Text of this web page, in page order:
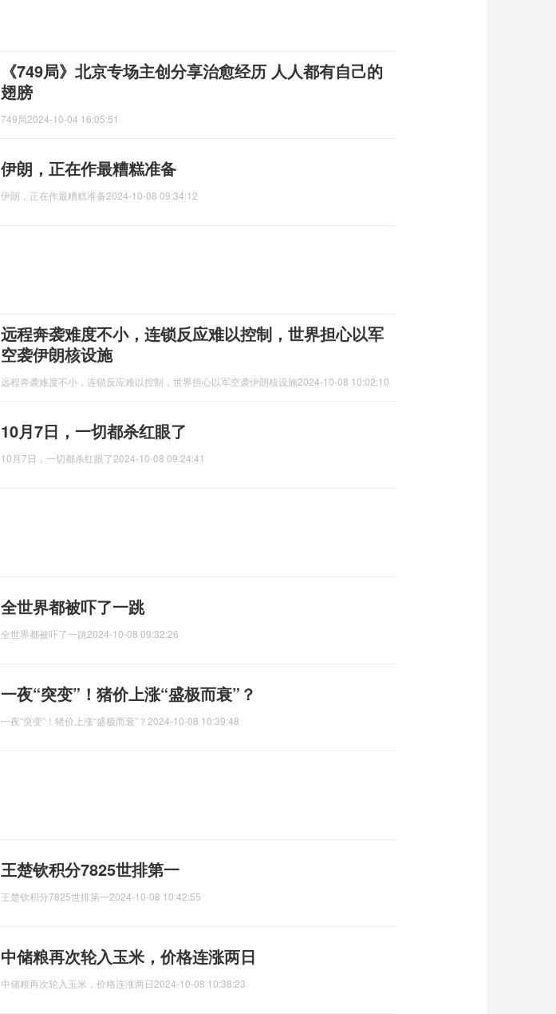
《749局》北京专场主创分享治愈经历 人人都有自己的
翅膀
749局2024-10-04 16:05:51
伊朗，正在作最糟糕准备
伊朗，正在作最糟糕准备2024-10-08 09:34:12
远程奔袭难度不小，连锁反应难以控制，世界担心以军
空袭伊朗核设施
远程奔袭难度不小，连锁反应难以控制，世界担心以军空袭伊朗核设施2024-10-08 10:02:10
10月7日，一切都杀红眼了
10月7日，一切都杀红眼了2024-10-08 09:24:41
全世界都被吓了一跳
全世界都被吓了一跳2024-10-08 09:32:26
一夜“突变”！猪价上涨“盛极而衰”？
一夜“突变”！猪价上涨“盛极而衰”？ 2024-10-08 10:39:48
王楚钦积分7825世排第一
王楚钦积分7825世排第一2024-10-08 10:42:55
中储粮再次轮入玉米，价格连涨两日
中储粮再次轮入玉米，价格连涨两日2024-10-08 10:38:23